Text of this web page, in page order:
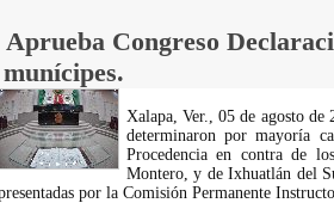
Aprueba Congreso
munícipes.
Xalapa, Ver., 05 de agosto
determinaron por mayoría
Procedencia en contra de
Montero, y de Ixhuatlán del
por la Comisión Permanente